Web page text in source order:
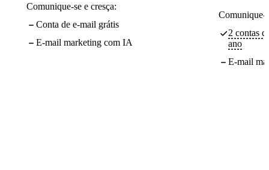
Comunique-se e cresça:
Conta de e-mail grátis
E-mail marketing com IA
Comunique-
2 contas
ano
E-mail